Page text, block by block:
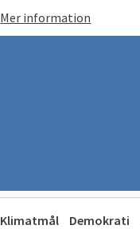
Mer information
Klimatmål Demokrati